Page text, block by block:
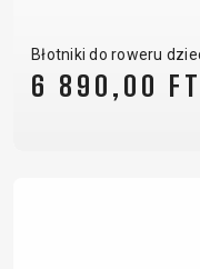
Błotniki do roweru
6 890,00 FT